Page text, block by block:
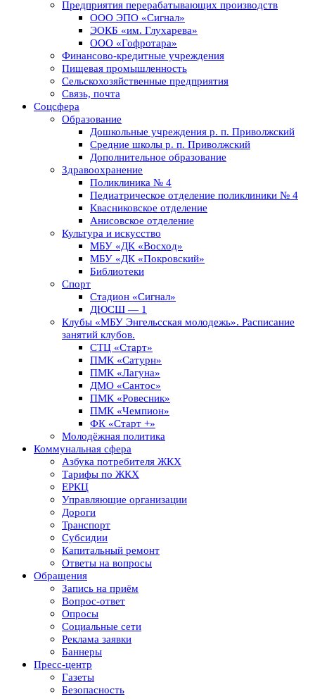
Предприятия перерабатывающих производств
ООО ЭПО «Сигнал»
ЭОКБ «им. Глухарева»
ООО «Гофротара»
Финансово-кредитные учреждения
Пищевая промышленность
Сельскохозяйственные предприятия
Связь, почта
Соцсфера
Образование
Дошкольные учреждения р. п. Приволжский
Средние школы р. п. Приволжский
Дополнительное образование
Здравоохранение
Поликлиника № 4
Педиатрическое отделение поликлиники № 4
Квасниковское отделение
Анисовское отделение
Культура и искусство
МБУ «ДК «Восход»
МБУ «ДК «Покровский»
Библиотеки
Спорт
Стадион «Сигнал»
ДЮСШ — 1
Клубы «МБУ Энгельсская молодежь». Расписание
занятий клубов.
СТЦ «Старт»
ПМК «Сатурн»
ПМК «Лагуна»
ДМО «Сантос»
ПМК «Ровесник»
ПМК «Чемпион»
ФК «Старт +»
Молодёжная политика
Коммунальная сфера
Азбука потребителя ЖКХ
Тарифы по ЖКХ
ЕРКЦ
Управляющие организации
Дороги
Транспорт
Субсидии
Капитальный ремонт
Ответы на вопросы
Обращения
Запись на приём
Вопрос-ответ
Опросы
Социальные сети
Реклама заявки
Баннеры
Пресс-центр
Газеты
Безопасность